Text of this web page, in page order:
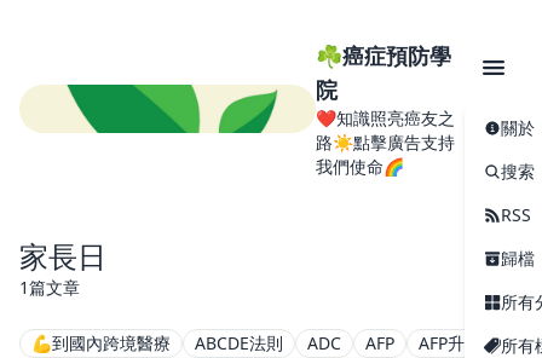
☘️癌症預防學
院
❤️知識照亮癌友之
路☀️點擊廣告支持
我們使命🌈
關於
搜索
RSS
歸檔
所有
所有
家長日
1篇文章
💪到國內跨境醫療 ABCDE法則 ADC AFP
AFP升高